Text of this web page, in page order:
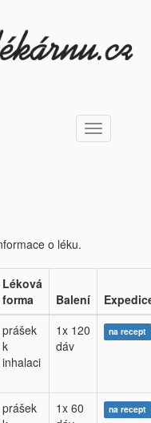
Toggle
navigation
o léku.
Léková
forma
Balení
prášek
k
inhalaci
1x 120
dáv
na recept
prášek
1x 60
na recept